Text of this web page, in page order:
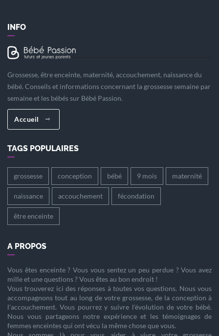
INFO
Grossesse, être enceinte, maternité, accouchement, naissance du
bébé. Conseils et informations concernant la grossesse semaine par
semaine et les bébés sur Bébé Passion.
Accueil
TAGS POPULAIRES
grossesse conception bébé 9 mois maternité
naissance accouchement fécondation
être enceinte
A PROPOS
Vous êtes enceinte? Vous vous sentez un peu perdue ? Vous avez
mille et une questions ? Vous êtes au bon endroit !
Vous trouverez ici des réponses à toutes vos questions. Nous vous
accompagnons tout au long de votre grossesse, de la conception à
l'accouchement. Vous pourrez y suivre l'évolution de votre bébé.
Nous vous partageons notre expérience et les témoignages de
femmes enceintes qui ont vécu la même chose que vous.